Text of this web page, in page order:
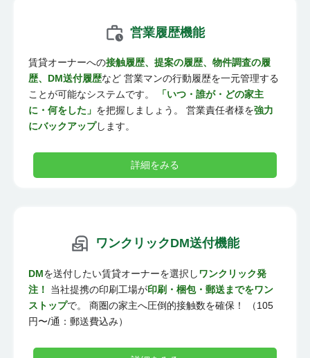
営業履歴機能
賃貸オーナーへの接触履歴、提案の履歴、物件調査の履
歴、DM送付履歴など 営業マンの行動履歴を一元管理する
ことが可能なシステムです。
「いつ・誰が・どの家主
に・何をした」 を把握しましょう。 営業責任者様を強力
にバックアップします。
詳細をみる
ワンクリックDM送付機能
DMを送付したい賃貸オーナーを選択しワンクリック発
注！
当社提携の印刷工場が印刷・梱包・郵送までをワン
ストップで。 商圏の家主へ圧倒的接触数を確保！ （105
円〜/通：郵送費込み）